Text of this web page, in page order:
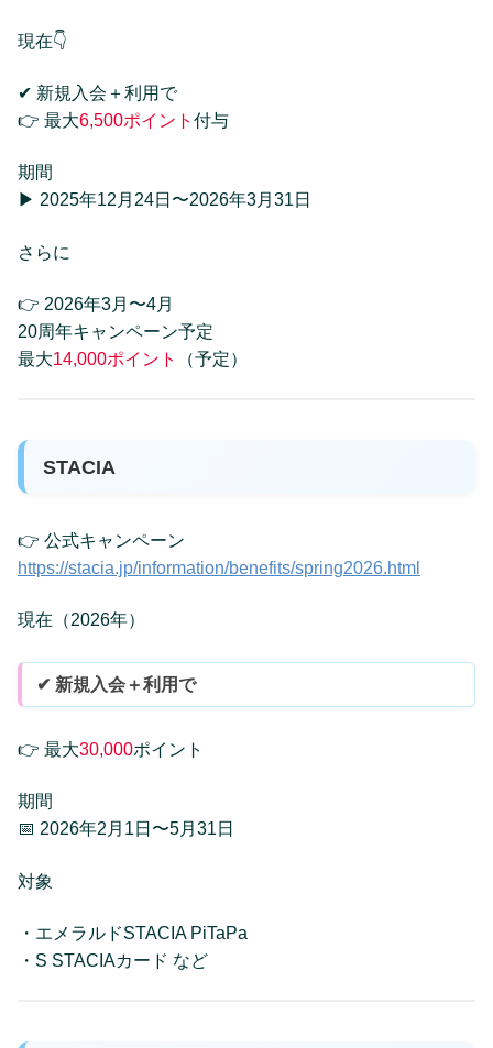
現在👇
✔ 新規入会＋利用で
👉 最大6,500ポイント 付与
期間
▶ 2025年12月24日〜2026年3月31日
さらに
👉 2026年3月〜4月
20周年キャンペーン予定
最大14,000ポイント （予定）
STACIA
👉 公式キャンペーン
https://stacia.jp/information/benefits/spring2026.html
現在（2026年）
✔ 新規入会＋利用で
👉 最大30,000ポイント
期間
📅 2026年2月1日〜5月31日
対象
・エメラルドSTACIA PiTaPa
・S STACIAカード など